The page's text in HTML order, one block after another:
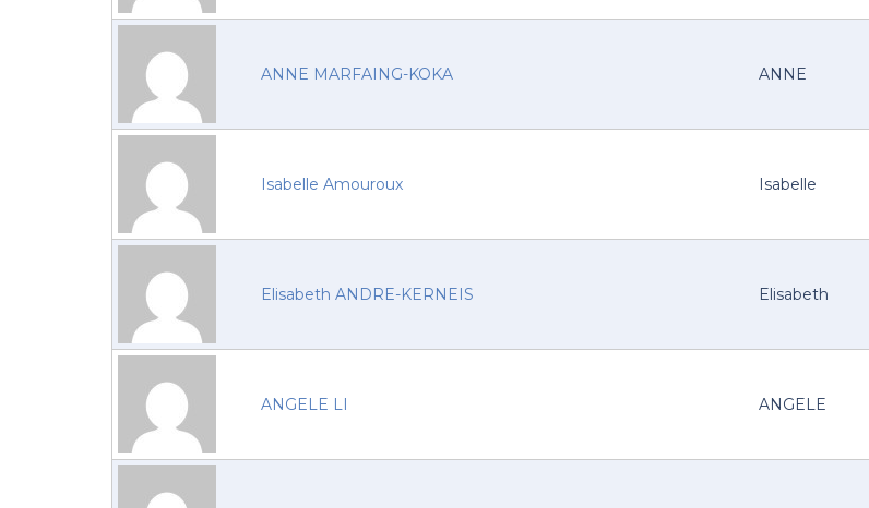
ANNE MARFAING-KOKA ANNE
Isabelle Amouroux Isabelle
Elisabeth ANDRE-KERNEIS Elisabeth
ANGELE LI ANGELE